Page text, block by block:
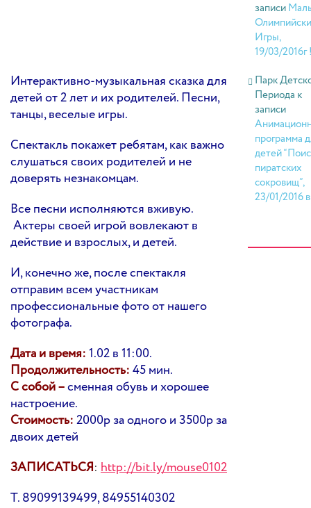
Интерактивно-музыкальная сказка для
детей от 2 лет и их родителей. Песни,
танцы, веселые игры.
Спектакль покажет ребятам, как важно
слушаться своих родителей и не
доверять незнакомцам.
Все песни исполняются вживую.
Актеры своей игрой вовлекают в
действие и взрослых, и детей.
И, конечно же, после спектакля
отправим всем участникам
профессиональные фото от нашего
фотографа.
Дата и время:1.02 в 11:00.
Продолжительность:45 мин.
С собой –сменная обувь и хорошее
настроение.
Стоимость:2000р за одного и 3500р за
двоих детей
ЗАПИСАТЬСЯ: http://bit.ly/mouse0102
Т. 89099139499, 84955140302
записи
Игры,
19/03/2016г
Парк
Периода к
записи
программа
детей
пиратских
сокровищ”,
23/01/2016